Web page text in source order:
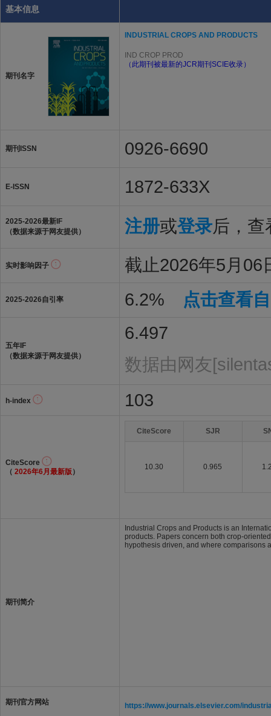
基本信息
期刊名字
INDUSTRIAL CROPS AND PRODUCTS
IND CROP PROD
（此期刊被最新的JCR期刊SCIE收录）
期刊ISSN 0926-6690
E-ISSN 1872-633X
2025-2026最新IF
（数据来源于网友提供）
注册或登录后，查
实时影响因子 截止2026年5月06
2025-2026自引率 6.2% 点击查看
五年IF
（数据来源于网友提供）
6.497
数据由网友
h-index 103
CiteScore
（ 2026年6月最新版 ）
CiteScore SJR
10.30 0.965
期刊简介
Industrial Crops and Products is an
products. Papers concern both crop-
hypothesis driven, and where comparisons
期刊官方网站 https://www.journals.elsevier.com/